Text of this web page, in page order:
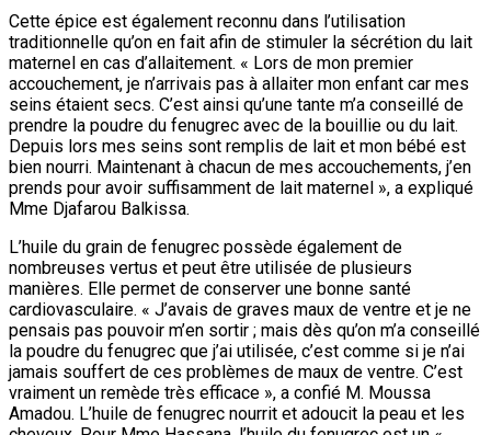
Cette épice est également reconnu dans l’utilisation
traditionnelle qu’on en fait afin de stimuler la sécrétion du lait
maternel en cas d’allaitement. « Lors de mon premier
accouchement, je n’arrivais pas à allaiter mon enfant car mes
seins étaient secs. C’est ainsi qu’une tante m’a conseillé de
prendre la poudre du fenugrec avec de la bouillie ou du lait.
Depuis lors mes seins sont remplis de lait et mon bébé est
bien nourri. Maintenant à chacun de mes accouchements, j’en
prends pour avoir suffisamment de lait maternel », a expliqué
Mme Djafarou Balkissa.
L’huile du grain de fenugrec possède également de
nombreuses vertus et peut être utilisée de plusieurs
manières. Elle permet de conserver une bonne santé
cardiovasculaire. « J’avais de graves maux de ventre et je ne
pensais pas pouvoir m’en sortir ; mais dès qu’on m’a conseillé
la poudre du fenugrec que j’ai utilisée, c’est comme si je n’ai
jamais souffert de ces problèmes de maux de ventre. C’est
vraiment un remède très efficace », a confié M. Moussa
Amadou. L’huile de fenugrec nourrit et adoucit la peau et les